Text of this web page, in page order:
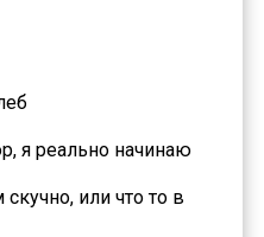
я реально начинаю
или что то в